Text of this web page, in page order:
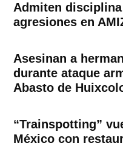
Admiten
agresiones en
Asesinan a
durante ataque
Abasto de
“Trainspotting”
México con